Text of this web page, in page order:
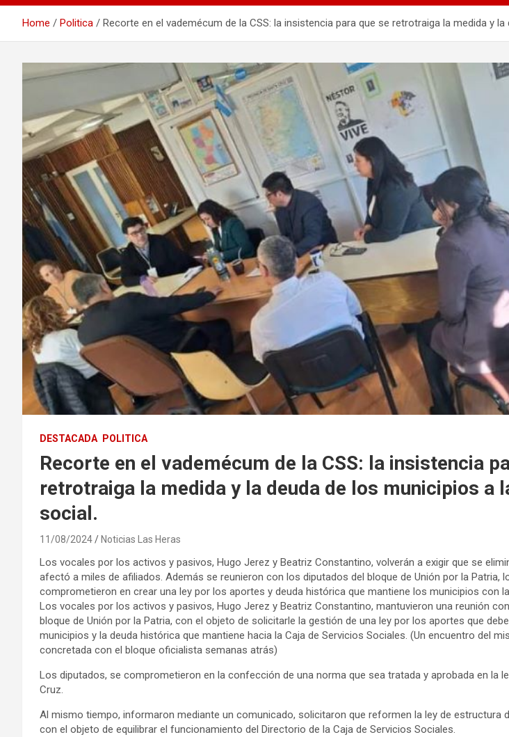
Home Politica Recorte en el vademécum de la CSS: la insistencia para que se retrotraiga la medida y
DESTACADA POLITICA
Recorte en el vademécum de la CSS: la insistencia
retrotraiga la medida y la deuda de los municipios a
social.
11/08/2024 Noticias Las Heras
Los vocales por los activos y pasivos, Hugo Jerez y Beatriz Constantino, volverán a exigir que se
afectó a miles de afiliados. Además se reunieron con los diputados del bloque de Unión por la Patria,
comprometieron en crear una ley por los aportes y deuda histórica que mantiene los municipios con
Los vocales por los activos y pasivos, Hugo Jerez y Beatriz Constantino, mantuvieron una reunión
bloque de Unión por la Patria, con el objeto de solicitarle la gestión de una ley por los aportes que
municipios y la deuda histórica que mantiene hacia la Caja de Servicios Sociales. (Un encuentro del
concretada con el bloque oficialista semanas atrás)
Los diputados, se comprometieron en la confección de una norma que sea tratada y aprobada en la
Cruz.
Al mismo tiempo, informaron mediante un comunicado, solicitaron que reformen la ley de estructura
con el objeto de equilibrar el funcionamiento del Directorio de la Caja de Servicios Sociales.